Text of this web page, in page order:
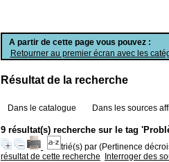
A partir de cette page vous pouvez :
Retourner au premier écran avec les
Résultat de la recherche
Dans le catalogue Dans les sources
9 résultat(s) recherche sur le tag
trié(s) par (Pertinence
résultat de cette recherche
Interroger des